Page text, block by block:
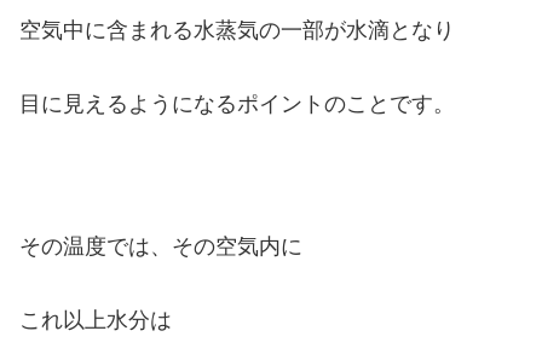
空気中に含まれる水蒸気の一部が水滴となり
目に見えるようになるポイント のことです。
その温度では、その空気内に
これ以上水分は